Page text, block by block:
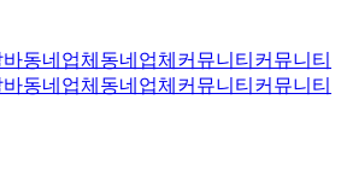
바동네업체 동네업체 커뮤니티 커뮤니티
바동네업체 동네업체 커뮤니티 커뮤니티